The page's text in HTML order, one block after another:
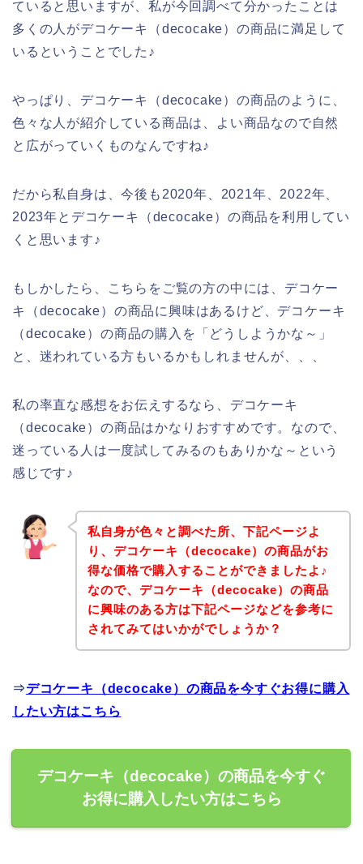
ていると思いますが、私が今回調べて分かったことは
多くの人がデコケーキ（decocake）の商品に満足して
いるということでした♪
やっぱり、デコケーキ（decocake）の商品のように、
色々な人が紹介している商品は、よい商品なので自然
と広がっていくものなんですね♪
だから私自身は、今後も2020年、2021年、2022年、
2023年とデコケーキ（decocake）の商品を利用してい
くと思います♪
もしかしたら、こちらをご覧の方の中には、デコケー
キ（decocake）の商品に興味はあるけど、デコケーキ
（decocake）の商品の購入を「どうしようかな～」
と、迷われている方もいるかもしれませんが、、、
私の率直な感想をお伝えするなら、デコケーキ
（decocake）の商品はかなりおすすめです。なので、
迷っている人は一度試してみるのもありかな～という
感じです♪
私自身が色々と調べた所、下記ページよ
り、デコケーキ（decocake）の商品がお
得な価格で購入することができましたよ♪
なので、デコケーキ（decocake）の商品
に興味のある方は下記ページなどを参考に
されてみてはいかがでしょうか？
⇒デコケーキ（decocake）の商品を今すぐお得に購入
したい方はこちら
デコケーキ（decocake）の商品を今すぐ
お得に購入したい方はこちら